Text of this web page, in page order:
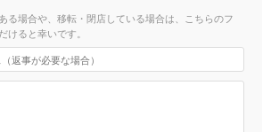
る場合や、移転・閉店している場合は、こちらのフ
けると幸いです。